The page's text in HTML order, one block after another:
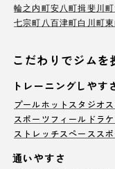
輪之内町安八町揖斐川町
七宗町 八百津町白川町
こだわりでジムを
トレーニングしやす
プールホットスタジオ
スポーツフィールド ラ
ストレッチスペース ス
通いやすさ